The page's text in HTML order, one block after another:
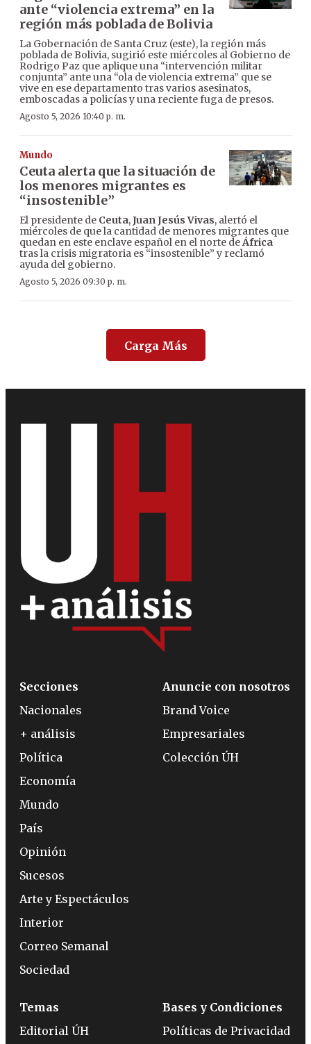
ante “violencia extrema” en la
región más poblada de Bolivia
La Gobernación de Santa Cruz (este), la región más
poblada de Bolivia, sugirió este miércoles al Gobierno de
Rodrigo Paz que aplique una “intervención militar
conjunta” ante una “ola de violencia extrema” que se
vive en ese departamento tras varios asesinatos,
emboscadas a policías y una reciente fuga de presos.
Agosto 5, 2026 10:40 p. m.
Mundo
Ceuta alerta que la situación de
los menores migrantes es
“insostenible”
El presidente de Ceuta,Juan Jesús Vivas, alertó el
miércoles de que la cantidad de menores migrantes que
quedan en este enclave español en el norte deÁfrica
tras la crisis migratoria es “insostenible” y reclamó
ayuda del gobierno.
Agosto 5, 2026 09:30 p. m.
Carga Más
Secciones
Nacionales
+ análisis
Política
Economía
Mundo
País
Opinión
Sucesos
Arte y Espectáculos
Interior
Correo Semanal
Sociedad
Anuncie con nosotros
Brand Voice
Empresariales
Colección ÚH
Temas
Editorial ÚH
Bases y Condiciones
Políticas de Privacidad